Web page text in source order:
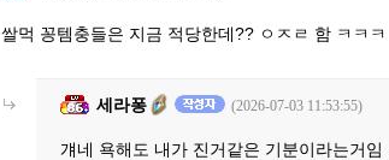
쌀먹 꽁템충들은 지금 적당한데?? ㅇㅈㄹ 함 ㅋㅋㅋ
세라퐁 (2026-07-03 11:53:55)
걔네 욕해도 내가 진거같은 기분이라는거임